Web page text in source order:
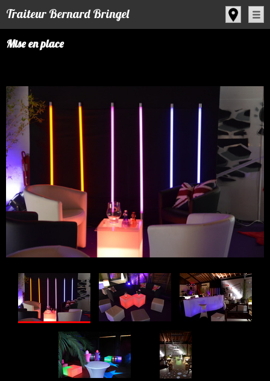
Traiteur Bernard Bringel
Mise en place
Panneau de gestion des cookies